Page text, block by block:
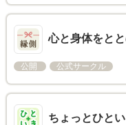
心と身体をと
公開 公式サークル
ちょっとひと